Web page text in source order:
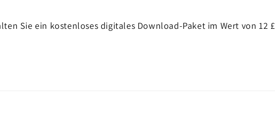
Sie ein kostenloses digitales Download-Paket im Wert von 12 £